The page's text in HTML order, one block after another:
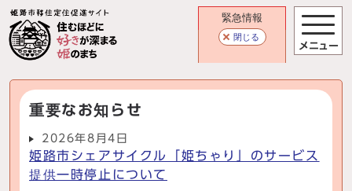
緊急情報
閉じる
重要なお知らせ
2026年8月4日
姫路市シェアサイクル「姫ちゃり」のサービス
提供一時停止について
メニュー